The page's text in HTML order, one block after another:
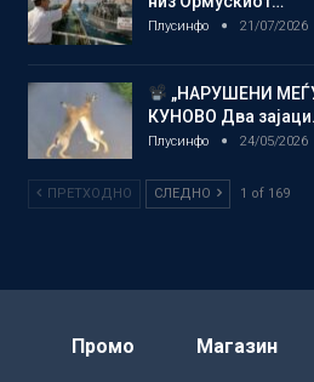
Плусинфо 21/07/2026
„НАРУШЕНИ
КУНОВО Два
Плусинфо 24/05/2026
ПРЕТХОДНО СЛЕДНО 1 of 169
Промо Магазин